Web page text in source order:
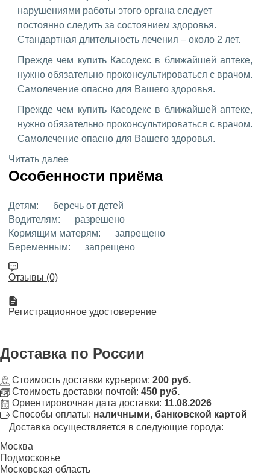
нарушениями работы этого органа следует
постоянно следить за состоянием здоровья.
Стандартная длительность лечения – около 2 лет.
Прежде чем купить Касодекс в ближайшей аптеке,
нужно обязательно проконсультироваться с врачом.
Самолечение опасно для Вашего здоровья.
Прежде чем купить Касодекс в ближайшей аптеке,
нужно обязательно проконсультироваться с врачом.
Самолечение опасно для Вашего здоровья.
Читать далее
Особенности приёма
Детям:
беречь от детей
Водителям:
разрешено
Кормящим матерям:
запрещено
Беременным:
запрещено
Отзывы (0)
Регистрационное удостоверение
Доставка по России
Стоимость доставки курьером: 200 руб.
Стоимость доставки почтой: 450 руб.
Ориентировочная дата доставки: 11.08.2026
Способы оплаты: наличными, банковской картой
Доставка осуществляется в следующие города:
Москва
Подмосковье
Московская область